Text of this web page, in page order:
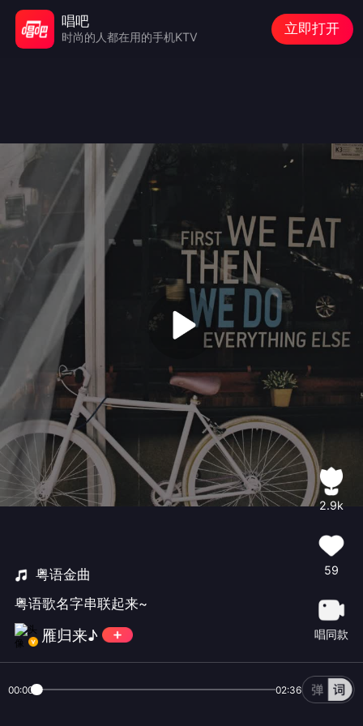
粤语金曲
粤语歌名字串联起来~
雁归来♪
2.9k
59
唱同款
00:00 02:36
唱吧
时尚的人都在用的手机KTV
立即打开